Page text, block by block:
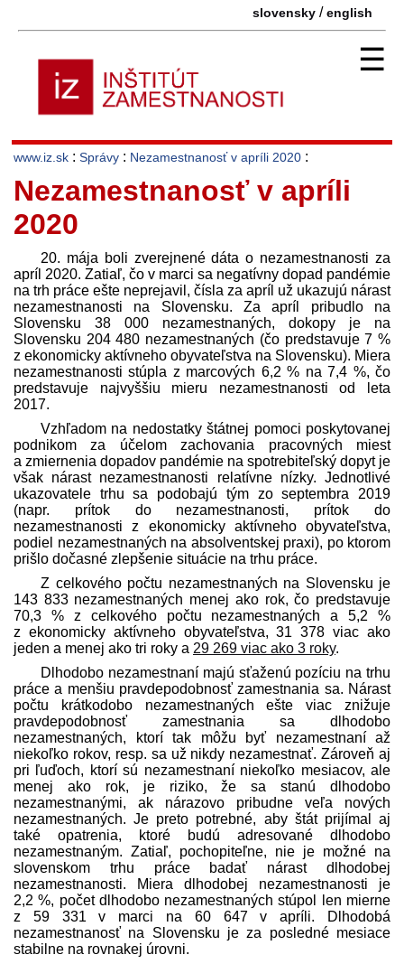
slovensky /english
☰
www.iz.sk : Správy : Nezamestnanosť v apríli 2020 :
Nezamestnanosť v apríli
2020
20. mája boli zverejnené dáta o nezamestnanosti za
apríl 2020. Zatiaľ, čo v marci sa negatívny dopad pandémie
na trh práce ešte neprejavil, čísla za apríl už ukazujú nárast
nezamestnanosti na Slovensku. Za apríl pribudlo na
Slovensku 38 000 nezamestnaných, dokopy je na
Slovensku 204 480 nezamestnaných (čo pred­stavuje 7 %
z ekonomicky aktívneho obyvateľstva na Slovensku). Miera
nezamestnanosti stúpla z marcových 6,2 % na 7,4 %, čo
pred­stavuje najvyššiu mieru nezamestnanosti od leta
2017.
Vzhľadom na nedostatky štátnej pomoci poskytovanej
podnikom za účelom zachovania pracovných miest
a zmiernenia dopadov pandémie na spotrebiteľský dopyt je
však nárast nezamestnanosti relatívne nízky. Jednotlivé
ukazovatele trhu sa podobajú tým zo septembra 2019
(napr. prítok do nezamestnanosti, prítok do
nezamestnanosti z ekonomicky aktívneho obyvateľstva,
podiel nezamestnaných na absolventskej praxi), po ktorom
prišlo dočasné zlepšenie situácie na trhu práce.
Z celkového počtu nezamestnaných na Slovensku je
143 833 nezamestnaných menej ako rok, čo pred­stavuje
70,3 % z celkového počtu nezamestnaných a 5,2 %
z ekonomicky aktívneho obyvateľstva, 31 378 viac ako
jeden a menej ako tri roky a 29 269 viac ako 3 roky.
Dlhodobo nezamestnaní majú sťaženú pozíciu na trhu
práce a menšiu pravdepodobnosť zamestnania sa. Nárast
počtu krátkodobo nezamestnaných ešte viac znižuje
pravdepodobnosť zamestnania sa dlhodobo
nezamestnaných, ktorí tak môžu byť nezamestnaní až
niekoľko rokov, resp. sa už nikdy nezamestnať. Zároveň aj
pri ľuďoch, ktorí sú nezamestnaní niekoľko mesiacov, ale
menej ako rok, je riziko, že sa stanú dlhodobo
nezamestnanými, ak nárazovo pribudne veľa nových
nezamestnaných. Je preto potrebné, aby štát prijímal aj
také opatrenia, ktoré budú adresované dlhodobo
nezamestnaným. Zatiaľ, pochopiteľne, nie je možné na
slovenskom trhu práce badať nárast dlhodobej
nezamestnanosti. Miera dlhodobej nezamestnanosti je
2,2 %, počet dlhodobo nezamestnaných stúpol len mierne
z 59 331 v marci na 60 647 v apríli. Dlhodobá
nezamestnanosť na Slovensku je za posledné mesiace
stabilne na rovnakej úrovni.